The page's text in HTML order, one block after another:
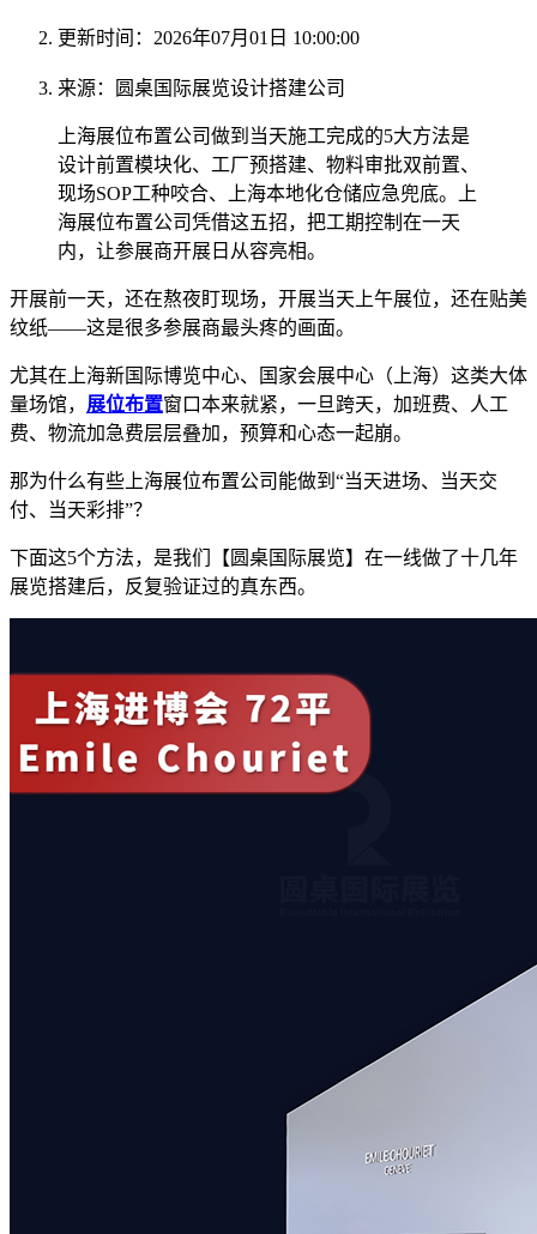
更新时间：2026年07月01日 10:00:00
来源：圆桌国际展览设计搭建公司
上海展位布置公司做到当天施工完成的5大方法是
设计前置模块化、工厂预搭建、物料审批双前置、
现场SOP工种咬合、上海本地化仓储应急兜底。上
海展位布置公司凭借这五招，把工期控制在一天
内，让参展商开展日从容亮相。
开展前一天，还在熬夜盯现场，开展当天上午展位，还在贴美
纹纸——这是很多参展商最头疼的画面。
尤其在上海新国际博览中心、国家会展中心（上海）这类大体
量场馆， 展位布置窗口本来就紧，一旦跨天，加班费、人工
费、物流加急费层层叠加，预算和心态一起崩。
那为什么有些上海展位布置公司能做到“当天进场、当天交
付、当天彩排”？
下面这5个方法，是我们【圆桌国际展览】在一线做了十几年
展览搭建后，反复验证过的真东西。